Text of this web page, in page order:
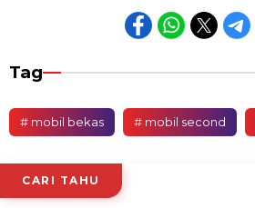
Tag
# mobil bekas # mobil second
CARI TAHU